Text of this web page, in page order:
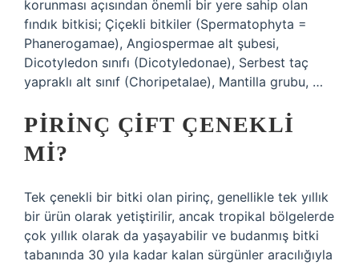
korunması açısından önemli bir yere sahip olan
fındık bitkisi; Çiçekli bitkiler (Spermatophyta =
Phanerogamae), Angiospermae alt şubesi,
Dicotyledon sınıfı (Dicotyledonae), Serbest taç
yapraklı alt sınıf (Choripetalae), Mantilla grubu, …
PIRINÇ ÇIFT ÇENEKLI
MI?
Tek çenekli bir bitki olan pirinç, genellikle tek yıllık
bir ürün olarak yetiştirilir, ancak tropikal bölgelerde
çok yıllık olarak da yaşayabilir ve budanmış bitki
tabanında 30 yıla kadar kalan sürgünler aracılığıyla